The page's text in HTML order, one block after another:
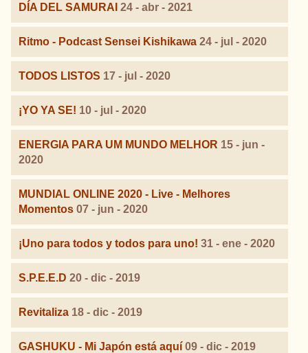
DÍA DEL SAMURAI 24 - abr - 2021
Ritmo - Podcast Sensei Kishikawa 24 - jul - 2020
TODOS LISTOS 17 - jul - 2020
¡YO YA SE! 10 - jul - 2020
ENERGIA PARA UM MUNDO MELHOR 15 - jun -
2020
MUNDIAL ONLINE 2020 - Live - Melhores
Momentos 07 - jun - 2020
¡Uno para todos y todos para uno! 31 - ene - 2020
S.P.E.E.D 20 - dic - 2019
Revitaliza 18 - dic - 2019
GASHUKU - Mi Japón está aquí 09 - dic - 2019